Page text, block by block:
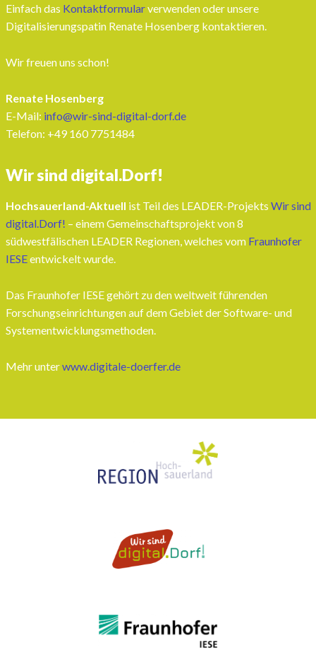
Einfach das Kontaktformularverwenden oder unsere
Digitalisierungspatin Renate Hosenberg kontaktieren.
Wir freuen uns schon!
Renate Hosenberg
E-Mail: info@wir-sind-digital-dorf.de
Telefon: ‭+49 160 7751484‬
Wir sind digital.Dorf!
Hochsauerland-Aktuell ist Teil des LEADER-Projekts Wir sind
digital.Dorf! – einem Gemeinschaftsprojekt von 8
südwestfälischen LEADER Regionen, welches vom Fraunhofer
IESEentwickelt wurde.
Das Fraunhofer IESE gehört zu den weltweit führenden
Forschungseinrichtungen auf dem Gebiet der Software- und
Systementwicklungsmethoden.
Mehr unterwww.digitale-doerfer.de